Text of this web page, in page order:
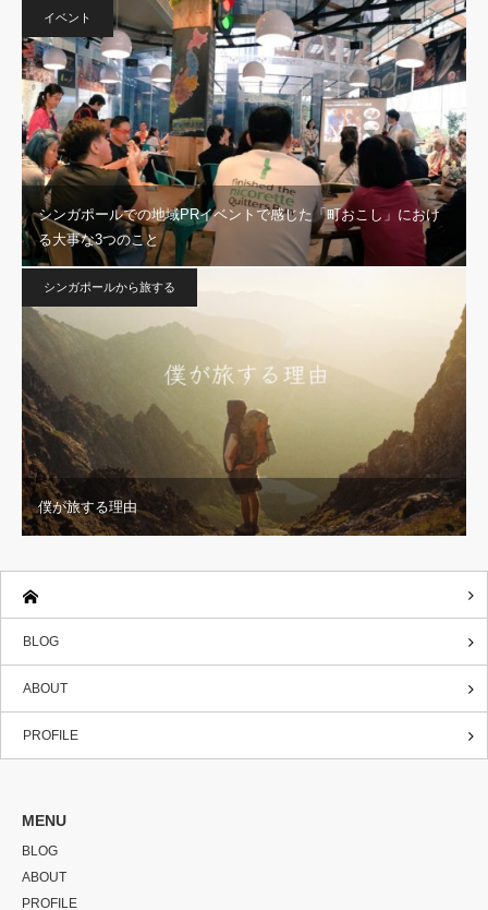
イベント
シンガポールでの地域PRイベントで感じた「町おこし」におけ
る大事な3つのこと
シンガポールから旅する
僕が旅する理由
BLOG
ABOUT
PROFILE
MENU
BLOG
ABOUT
PROFILE